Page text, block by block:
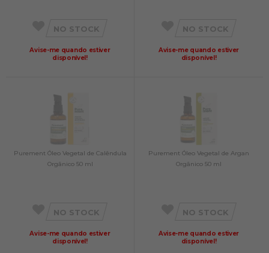
NO STOCK
Avise-me quando estiver
disponível!
NO STOCK
Avise-me quando estiver
disponível!
Purement Óleo Vegetal de Calêndula
Orgânico 50 ml
NO STOCK
Avise-me quando estiver
disponível!
Purement Óleo Vegetal de Argan
Orgânico 50 ml
NO STOCK
Avise-me quando estiver
disponível!